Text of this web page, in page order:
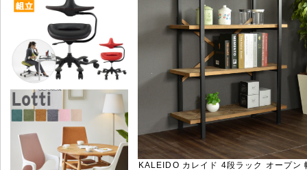
KALEIDO カレイド 4段ラック オープ